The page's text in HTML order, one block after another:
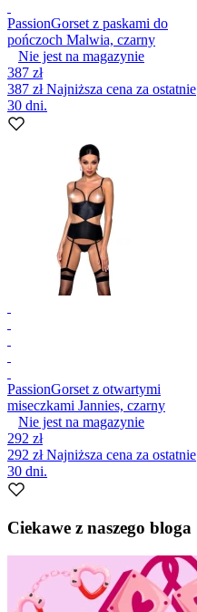
PassionGorset z paskami do
pończoch Malwia, czarny
Nie jest na magazynie
387 zł
387 złNajniższa cena za ostatnie
30 dni.
PassionGorset z otwartymi
miseczkami Jannies, czarny
Nie jest na magazynie
292 zł
292 złNajniższa cena za ostatnie
30 dni.
Ciekawe z naszego bloga